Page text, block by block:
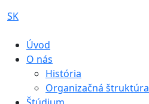
SK
Úvod
O nás
História
Organizačná štruktúra